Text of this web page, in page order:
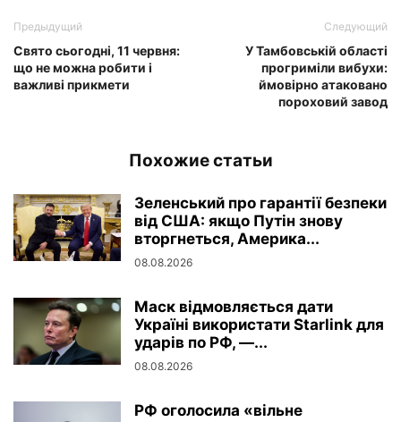
Предыдущий
Свято сьогодні, 11 червня:
що не можна робити і
важливі прикмети
Следующий
У Тамбовській області
прогриміли вибухи:
ймовірно атаковано
пороховий завод
Похожие статьи
Зеленський про гарантії безпеки
від США: якщо Путін знову
вторгнеться, Америка...
08.08.2026
Маск відмовляється дати
Україні використати Starlink для
ударів по РФ, —...
08.08.2026
РФ оголосила «вільне